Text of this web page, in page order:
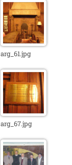
arg_61.jpg
arg_67.jpg